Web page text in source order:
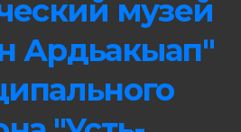
музей
Ардьакыап"